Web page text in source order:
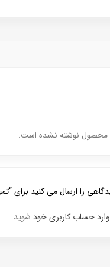
محصول نوشته نشده است.
را ارسال می کنید برای “تمبر
وارد حساب کاربری خود شوید.